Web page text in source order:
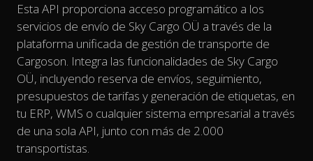
Esta API proporciona acceso programático a los
servicios de envío de Sky Cargo OÜ a través de la
plataforma unificada de gestión de transporte de
Cargoson. Integra las funcionalidades de Sky Cargo
OÜ, incluyendo reserva de envíos, seguimiento,
presupuestos de tarifas y generación de etiquetas, en
tu ERP, WMS o cualquier sistema empresarial a través
de una sola API, junto con más de 2.000
transportistas.